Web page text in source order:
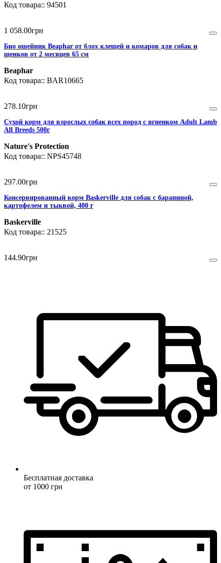
94501
1 058.00грн
Био ошейник Beaphar от блох клещей и комаров для собак и
щенков от 2 месяцев 65 см
Beaphar
BAR10665
278.10грн
Сухой корм для взрослых собак всех пород с ягненком Adult Lamb
All Breeds 500г
Nature's Protection
NPS45748
297.00грн
Консервированный корм Baskerville для собак с бараниной,
картофелем и тыквой, 400 г
Baskerville
21525
144.90грн
Бесплатная доставка
от 1000 грн